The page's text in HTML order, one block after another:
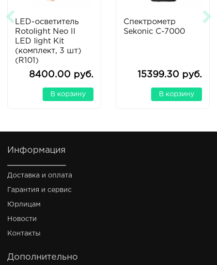
LED-осветитель
Rotolight Neo II
LED light Kit
(комплект, 3 шт)
(R101)
8400.00 руб.
В корзину
Спектрометр
Sekonic C-7000
15399.30 руб.
В корзину
Информация
Доставка и оплата
Гарантия и сервис
Юрлицам
Новости
Контакты
Дополнительно